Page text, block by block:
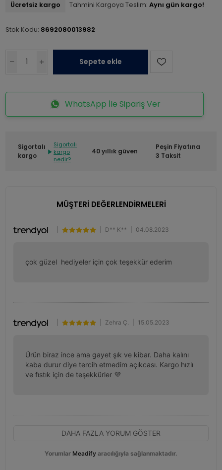
Ücretsiz kargo Tahmini Kargoya Teslim: Aynı gün kargo!
Stok Kodu: 8692080013982
Sepete ekle
WhatsApp İle Sipariş Ver
Sigortalı
kargo
Sigortalı
kargo
nedir?
40 yıllık güven
Peşin Fiyatına
3 Taksit
MÜŞTERİ DEĞERLENDİRMELERİ
D** K** 04.08.2023
çok güzel  hediyeler için çok teşekkür ederim
Zehra Ç. 15.05.2023
Ürün biraz ince ama gayet şık ve kibar. Daha kalını
kaba durur diye tercih etmedim açıkcası. Kargo hızlı
ve fıstık için de teşekkürler 💜
DAHA FAZLA YORUM GÖSTER
Yorumlar Meadify aracılığıyla sağlanmaktadır.